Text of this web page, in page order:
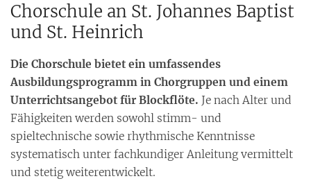
Chorschule an St. Johannes Baptist
und St. Heinrich
Die Chorschule bietet ein umfassendes
Ausbildungsprogramm in Chorgruppen und einem
Unterrichtsangebot für Blockflöte. Je nach Alter und
Fähigkeiten werden sowohl stimm- und
spieltechnische sowie rhythmische Kenntnisse
systematisch unter fachkundiger Anleitung vermittelt
und stetig weiterentwickelt.